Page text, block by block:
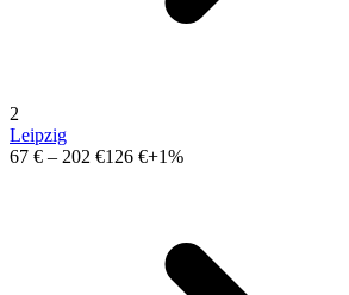
2
Leipzig
67 € – 202 €126 €+1%